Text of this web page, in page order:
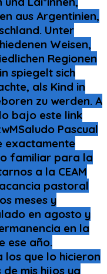
aus Argentinien,
Unter
Weisen,
Regionen
spiegelt sich
als Kind in
zu werden. A
bajo este link
Pascual
exactamente
familiar para la
a la CEAM
pastoral
meses y
en agosto y
en la
ese año.
que lo hicieron
mis hijos ya